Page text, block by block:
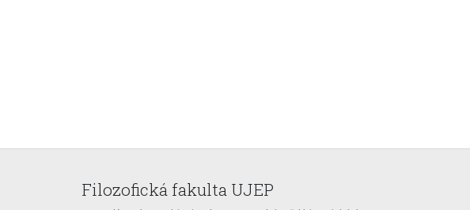
Filozofická fakulta UJEP